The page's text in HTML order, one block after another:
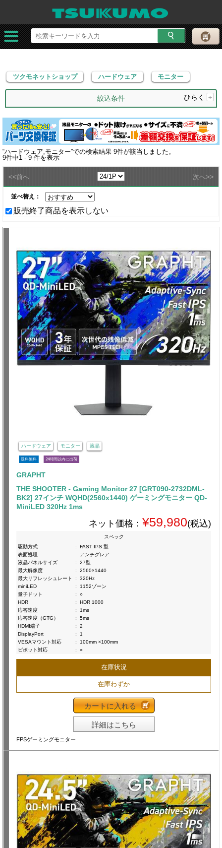
ツクモネットショップ ハードウェア モニター
ツクモネットショップ ハードウェア モニター
絞込条件 ひらく +
“ハードウェア,モニター”での検索結果 9件が該当しました。
9件中1 - 9 件を表示
<<前へ 次へ>>
並べ替え：
販売終了商品を表示しない
ハードウェア モニター 液晶
送料無料 24時間以内に出荷
GRAPHT
THE SHOOTER - Gaming Monitor 27 [GRT090-2732DML-
BK2] 27インチ WQHD(2560x1440) ゲーミングモニター QD-
MiniLED 320Hz 1ms
ネット価格： ¥59,980(税込)
スペック
駆動方式
:
FAST IPS 型
表面処理
:
アンチグレア
液晶パネルサイズ
:
27型
最大解像度
:
2560×1440
最大リフレッシュレート
:
320Hz
miniLED
:
1152ゾーン
量子ドット
:
○
HDR
:
HDR 1000
応答速度
:
1ms
応答速度（GTG）
:
5ms
HDMI端子
:
2
DisplayPort
:
1
VESAマウント対応
:
100mm ×100mm
ピボット対応
: ○
在庫状況
在庫わずか
カートに入れる
詳細はこちら
FPSゲーミングモニター